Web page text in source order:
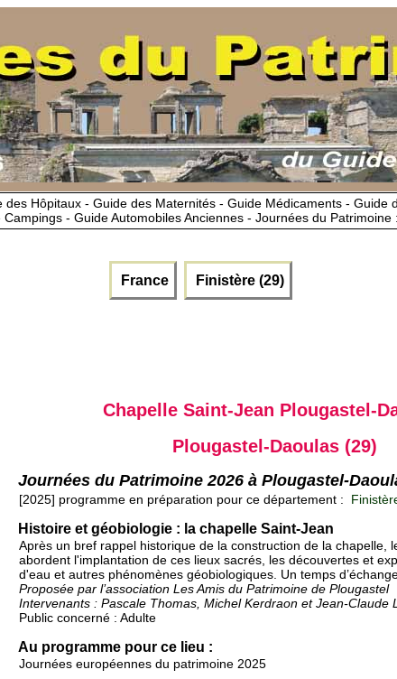
Hôpitaux - Guide des Maternités - Guide Médicaments - Guide
- Guide Automobiles Anciennes - Journées du Patrimoine :
France Finistère (29)
Chapelle Saint-Jean Plougastel-
Plougastel-Daoulas (29)
Journées du Patrimoine 2026 à Plougastel-
[2025] programme en préparation pour ce département :
Histoire et géobiologie : la chapelle Saint-Jean
Après un bref rappel historique de la construction de la chapelle,
abordent l'implantation de ces lieux sacrés, les découvertes et
d'eau et autres phénomènes géobiologiques. Un temps
Proposée par l’association Les Amis du Patrimoine de Plougastel
Intervenants : Pascale Thomas, Michel Kerdraon et Jean-Claude
Public concerné : Adulte
Au programme pour ce lieu :
Journées européennes du patrimoine 2025